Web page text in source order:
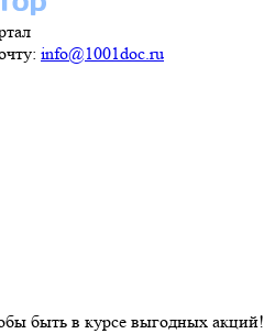
info@1001doc.ru
быть в курсе выгодных акций!